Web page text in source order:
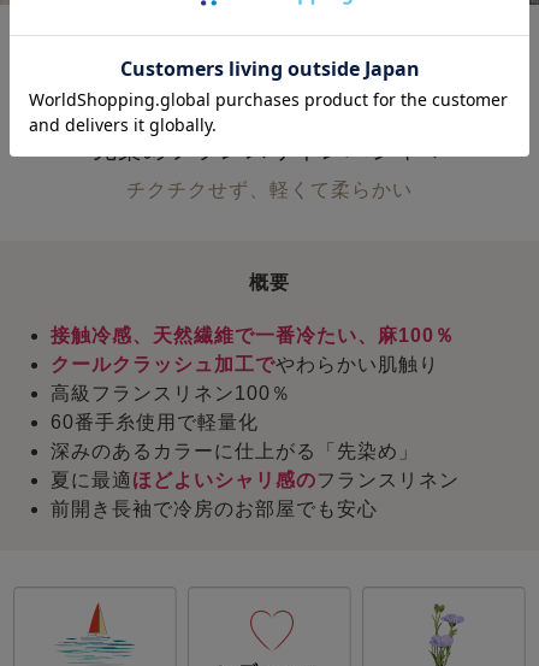
ひんやりやわらか
お顔も気分もぱっと華やぐ
チクチクせず、軽くて柔らかい
概要
接触冷感、天然繊維で一番冷たい、麻100％
クールクラッシュ加工でやわらかい肌触り
高級フランスリネン100％
60番手糸使用で軽量化
深みのあるカラーに仕上がる「先染め」
夏に最適ほどよいシャリ感のフランスリネン
前開き長袖で冷房のお部屋でも安心